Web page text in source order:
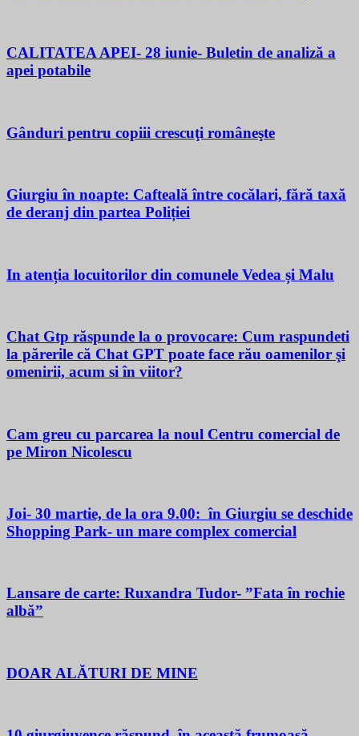
CALITATEA APEI- 28 iunie- Buletin de analiză a
apei potabile
Gânduri pentru copiii crescuţi româneşte
Giurgiu în noapte: Cafteală între cocălari, fără taxă
de deranj din partea Poliției
In atenția locuitorilor din comunele Vedea și Malu
Chat Gtp răspunde la o provocare: Cum raspundeti
la părerile că Chat GPT poate face rău oamenilor şi
omenirii, acum si în viitor?
Cam greu cu parcarea la noul Centru comercial de
pe Miron Nicolescu
Joi- 30 martie, de la ora 9.00: în Giurgiu se deschide
Shopping Park- un mare complex comercial
Lansare de carte: Ruxandra Tudor- ”Fata în rochie
albă”
DOAR ALĂTURI DE MINE